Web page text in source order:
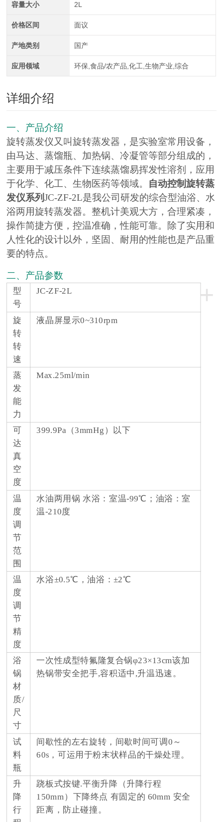
容量大小 2L
价格区间 面议
产地类别 国产
应用领域 环保,食品/农产品,化工,生物产业,综合
详细介绍
一、产品介绍
旋转蒸发仪又叫旋转蒸发器，是实验室常用设备，
由马达、蒸馏瓶、加热锅、冷凝管等部分组成的，
主要用于减压条件下连续蒸馏易挥发性溶剂，应用
于化学、化工、生物医药等领域。 自动控制旋转蒸
发仪系列JC-ZF-2L是我公司研发的综合型油浴、水
浴两用旋转蒸发器。整机计美观大方，合理紧凑，
操作简捷方便，控温准确，性能可靠。除了实用和
人性化的设计以外，坚固、耐用的性能也是产品重
要的特点。
二、产品参数
+
型
号
JC-ZF-2L
旋
转
转
速
液晶屏显示0~310rpm
蒸
发
能
力
Max.25ml/min
可
达
真
空
度
399.9Pa（3mmHg）以下
温
度
调
节
范
围
水油两用锅 水浴：室温-99℃；油浴：室
温-210度
温
度
调
节
精
度
水浴±0.5℃，油浴：±2℃
浴
锅
材
质/
尺
寸
一次性成型特氟隆复合锅φ23×13cm该加
热锅带安全把手,容积适中,升温迅速。
试
料
瓶
间歇性的左右旋转，间歇时间可调0～
60s，可运用于粉末状样品的干燥处理。
升
降
行
跷板式按键.平衡升降（升降行程
150mm）下降终点 有固定的 60mm 安全
距离，防止碰撞。